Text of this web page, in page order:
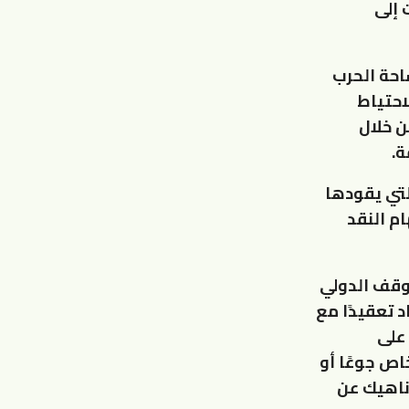
إلى
الحرب
خلال
يقودها
النقد
الدولي
تعقيدًا مع
جوعًا أو
عن